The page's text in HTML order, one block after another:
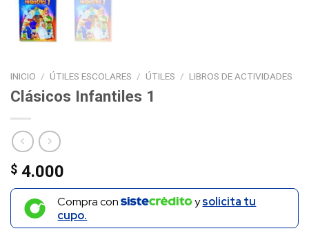
INICIO / ÚTILES ESCOLARES / ÚTILES / LIBROS DE ACTIVIDADES
Clásicos Infantiles 1
$ 4.000
Compra con ysolicita tu
cupo.